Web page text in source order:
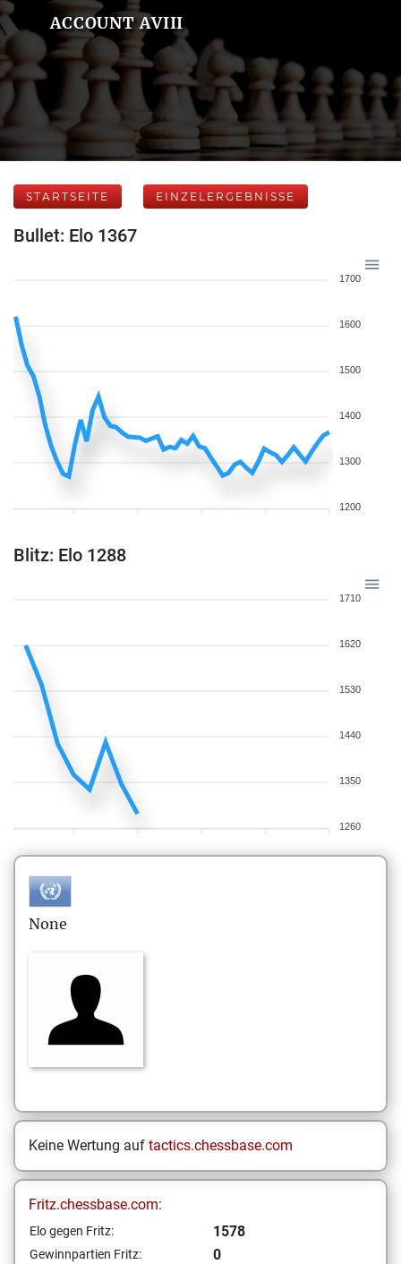
ACCOUNT AVIII
STARTSEITE EINZELERGEBNISSE
Bullet: Elo 1367
1700
1600
1500
1400
1300
1200
Blitz: Elo 1288
1710
1620
1530
1440
1350
1260
None
Keine Wertung auf tactics.chessbase.com
Fritz.chessbase.com:
Elo gegen Fritz: 1578
Gewinnpartien Fritz: 0